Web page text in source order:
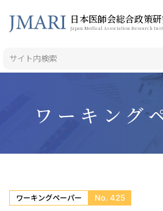
日本医師会総合政策
Japan Medical Association Research
ワーキング
ワーキングペーパー No. 425